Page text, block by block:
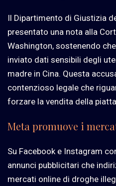
Il Dipartimento di Giustizia
presentato una nota alla
Washington, sostenendo
inviato dati sensibili degli
madre in Cina. Questa
contenzioso legale che
forzare la vendita della
Meta promuove i
Su Facebook e Instagram
annunci pubblicitari che
mercati online di droghe